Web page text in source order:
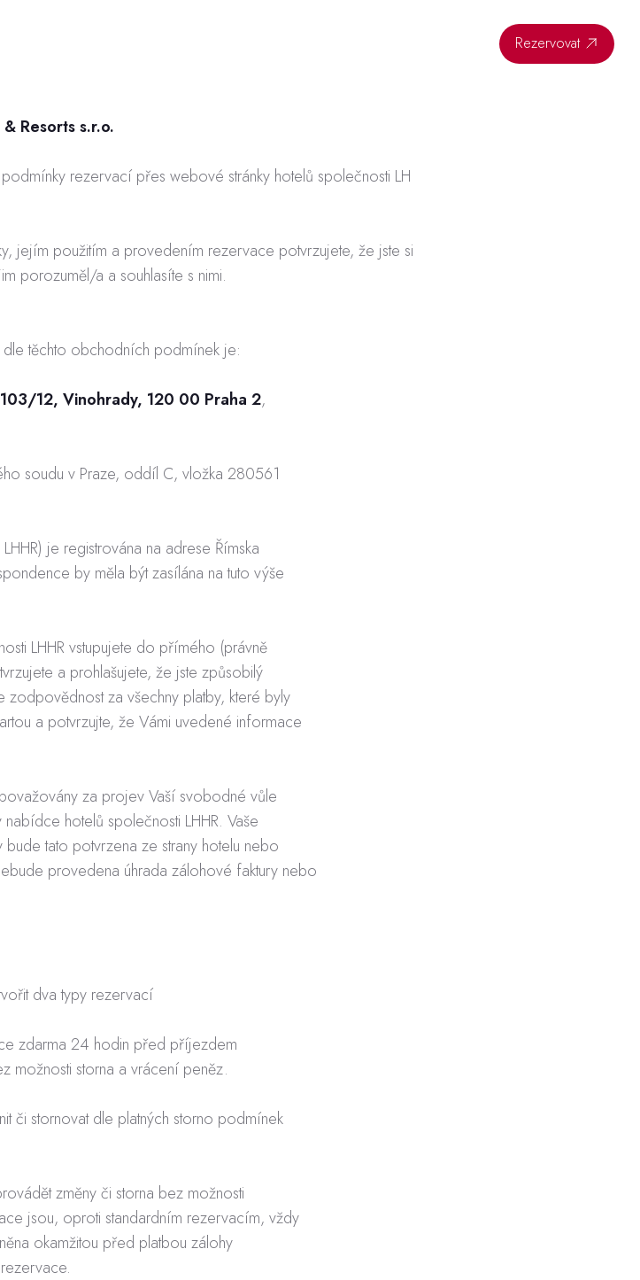
Rezervovat
Resorts s.r.o.
rezervací přes webové stránky hotelů společnosti LH
jejím použitím a provedením rezervace potvrzujete, že jste si
porozuměl/a a souhlasíte s nimi.
dle těchto obchodních podmínek je:
103/12, Vinohrady, 120 00 Praha 2,
soudu v Praze, oddíl C, vložka 280561
je registrována na adrese Římska
by měla být zasílána na tuto výše
LHHR vstupujete do přímého (právně
a prohlašujete, že jste způsobilý
zodpovědnost za všechny platby, které byly
a potvrzujte, že Vámi uvedené informace
za projev Vaší svobodné vůle
hotelů společnosti LHHR. Vaše
bude tato potvrzena ze strany hotelu nebo
provedena úhrada zálohové faktury nebo
dva typy rezervací
zdarma 24 hodin před příjezdem
možnosti storna a vrácení peněz.
či stornovat dle platných storno podmínek
změny či storna bez možnosti
jsou, oproti standardním rezervacím, vždy
okamžitou před platbou zálohy